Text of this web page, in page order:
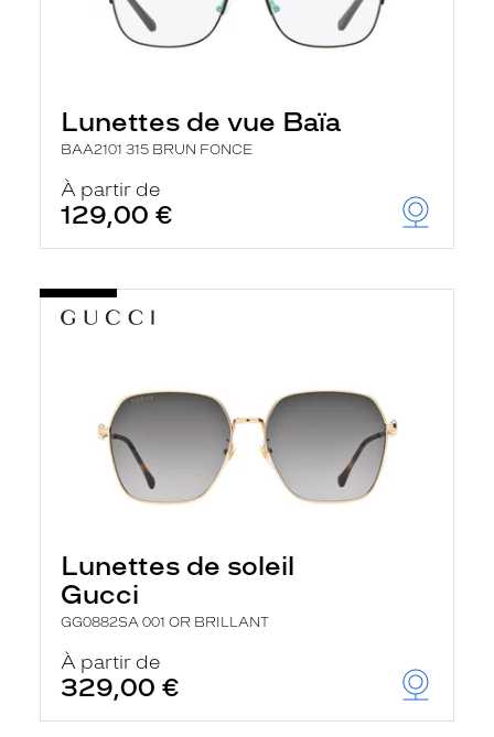
Lunettes de vue Baïa
BAA2101 315 BRUN FONCE
À partir de
129,00 €
Lunettes de soleil
Gucci
GG0882SA 001 OR BRILLANT
À partir de
329,00 €